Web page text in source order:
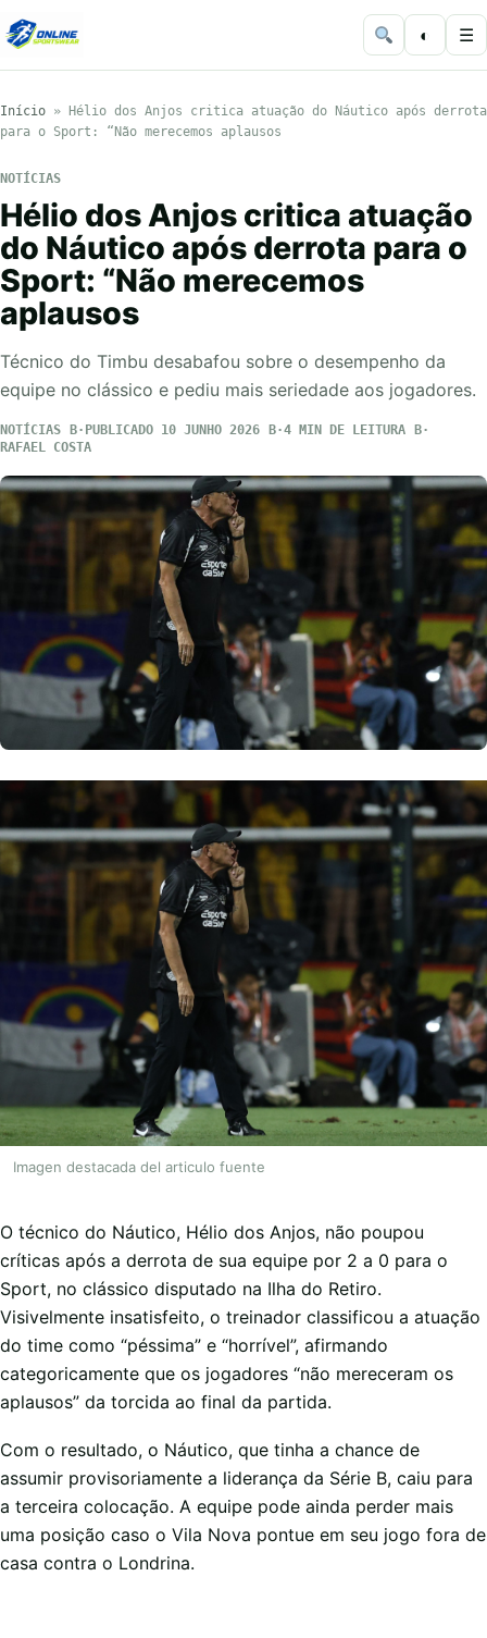
◐ ☰
Início »
Hélio dos Anjos critica atuação do Náutico após derrota
para o Sport: “Não merecemos aplausos
NOTÍCIAS
Hélio dos Anjos critica atuação
do Náutico após derrota para o
Sport: “Não merecemos
aplausos
Técnico do Timbu desabafou sobre o desempenho da
equipe no clássico e pediu mais seriedade aos jogadores.
NOTÍCIAS PUBLICADO 10 JUNHO 2026
4 MIN DE LEITURA
RAFAEL COSTA
Imagen destacada del articulo fuente
O técnico do Náutico, Hélio dos Anjos, não poupou
críticas após a derrota de sua equipe por 2 a 0 para o
Sport, no clássico disputado na Ilha do Retiro.
Visivelmente insatisfeito, o treinador classificou a atuação
do time como “péssima” e “horrível”, afirmando
categoricamente que os jogadores “não mereceram os
aplausos” da torcida ao final da partida.
Com o resultado, o Náutico, que tinha a chance de
assumir provisoriamente a liderança da Série B, caiu para
a terceira colocação. A equipe pode ainda perder mais
uma posição caso o Vila Nova pontue em seu jogo fora de
casa contra o Londrina.